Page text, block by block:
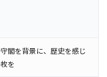
閣を背景に、歴史を感じ
を